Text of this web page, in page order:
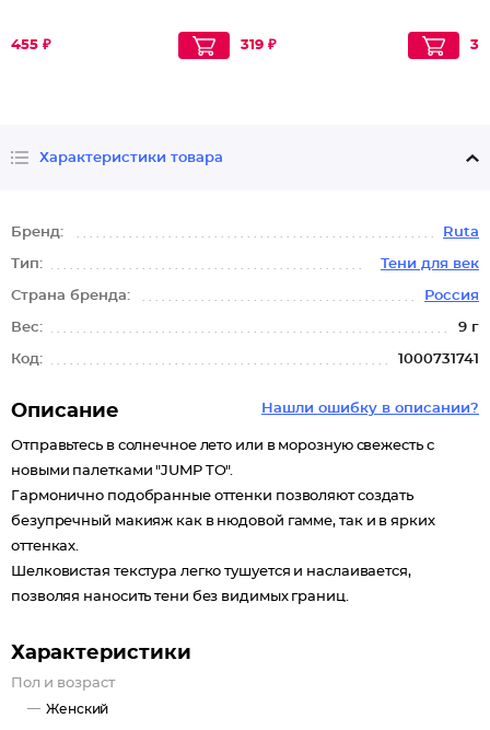
455 ₽ 319 ₽
Характеристики товара
Бренд: Ruta
Тип: Тени для век
Страна бренда: Россия
Вес: 9 г
Код: 1000731741
Нашли ошибку в описании?
Описание
Отправьтесь в солнечное лето или в морозную свежесть с
новыми палетками "JUMP TO".
Гармонично подобранные оттенки позволяют создать
безупречный макияж как в нюдовой гамме, так и в ярких
оттенках.
Шелковистая текстура легко тушуется и наслаивается,
позволяя наносить тени без видимых границ.
Характеристики
Пол и возраст
Женский